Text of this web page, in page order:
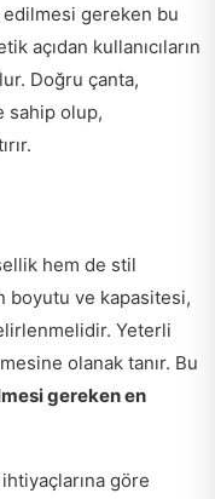
gereken bu
açıdan kullanıcıların
Doğru çanta,
sahip olup,
hem de stil
boyutu ve kapasitesi,
Yeterli
olanak tanır. Bu
gereken en
göre